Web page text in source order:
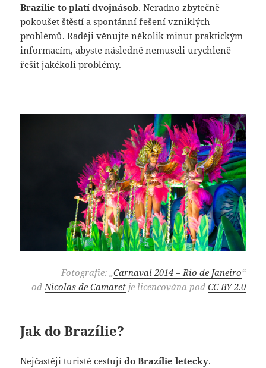
Brazílie to platí dvojnásob. Neradno zbytečně
pokoušet štěstí a spontánní řešení vzniklých
problémů. Raději věnujte několik minut praktickým
informacím, abyste následně nemuseli urychleně
řešit jakékoli problémy.
Fotografie: „Carnaval 2014 – Rio de Janeiro“
odNicolas de Camaret jelicencována pod CC BY 2.0
Jak do Brazílie?
Nejčastěji turisté cestujído Brazílie letecky.